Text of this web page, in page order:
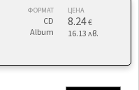
ФОРМАТ
CD
Album
ЦЕНА
8.24€
16.13 лв.